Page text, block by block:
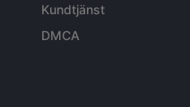
Kundtjänst
DMCA